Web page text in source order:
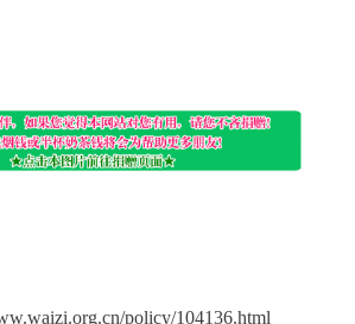
policy/104136.html